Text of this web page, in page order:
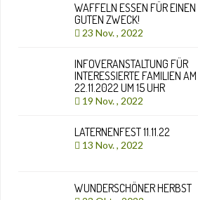
WAFFELN ESSEN FÜR EINEN
GUTEN ZWECK!
23 Nov. , 2022
INFOVERANSTALTUNG FÜR
INTERESSIERTE FAMILIEN AM
22.11.2022 UM 15 UHR
19 Nov. , 2022
LATERNENFEST 11.11.22
13 Nov. , 2022
WUNDERSCHÖNER HERBST